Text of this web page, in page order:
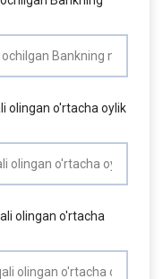
olingan o'rtacha oylik
olingan o'rtacha